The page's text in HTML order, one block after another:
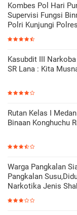
Kombes Pol Hari
Supervisi Fungsi
Polri Kunjungi
Kasubdit III
SR Lana : Kita
Rutan Kelas I
Binaan Konghuchu
Warga Pangkalan
Pangkalan
Narkotika Jenis